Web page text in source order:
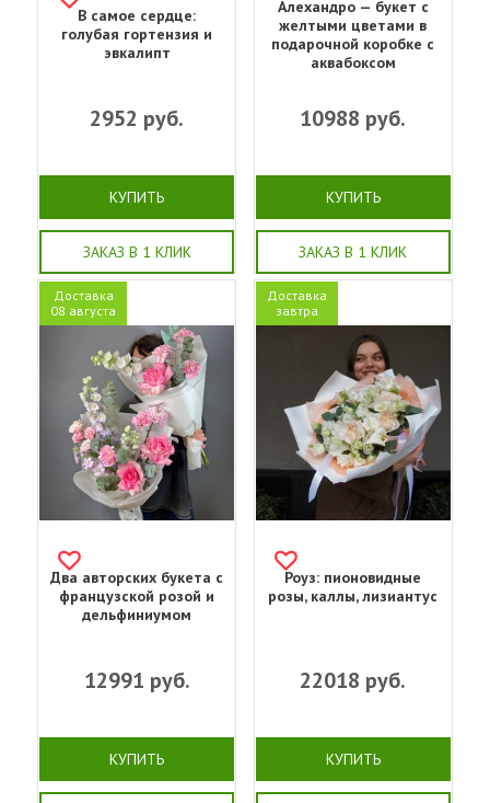
В самое сердце:
голубая гортензия и
эвкалипт
2952 руб.
КУПИТЬ
ЗАКАЗ В 1 КЛИК
Алехандро — букет с
желтыми цветами в
подарочной коробке с
аквабоксом
10988 руб.
КУПИТЬ
ЗАКАЗ В 1 КЛИК
Доставка
08 августа
Два авторских букета с
французской розой и
дельфиниумом
12991 руб.
КУПИТЬ
Доставка
завтра
Роуз: пионовидные
розы, каллы, лизиантус
22018 руб.
КУПИТЬ